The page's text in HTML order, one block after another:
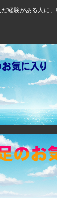
だ経験がある人に